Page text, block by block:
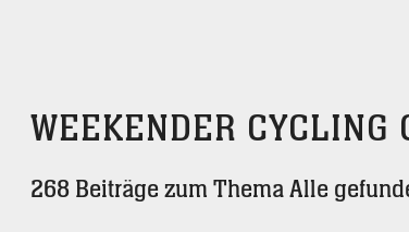
WEEKENDER CYCLING
268 Beiträge zum Thema Alle